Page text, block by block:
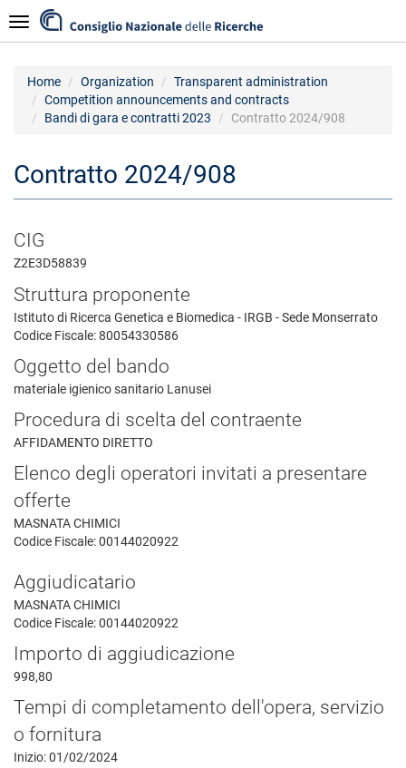
to
main
Navigazione
Home Organization
Transparent administration
Competition announcements and contracts
Bandi di gara e contratti 2023
Contratto 2024/908
Contratto 2024/908
CIG
Z2E3D58839
Struttura proponente
Istituto di Ricerca Genetica e Biomedica - IRGB - Sede Monserrato
Codice Fiscale: 80054330586
Oggetto del bando
materiale igienico sanitario Lanusei
Procedura di scelta del contraente
AFFIDAMENTO DIRETTO
Elenco degli operatori invitati a presentare
offerte
MASNATA CHIMICI
Codice Fiscale: 00144020922
Aggiudicatario
MASNATA CHIMICI
Codice Fiscale: 00144020922
Importo di aggiudicazione
998,80
Tempi di completamento dell'opera, servizio
o fornitura
Inizio: 01/02/2024